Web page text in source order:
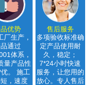
优势
厂生产，
通过
体系，
量产品性
。 施工
，速度
售后服务
多项验收标准确
定产品使用耐
久，稳定；
7*24小时快速
服务，让您用的
放心。专人售后